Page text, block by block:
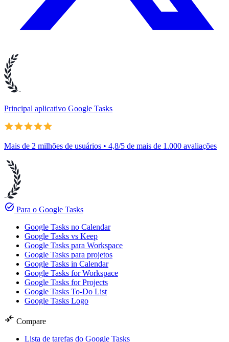
Principal aplicativo Google Tasks
Mais de 2 milhões de usuários • 4,8/5 de mais de 1.000 avaliações
task_alt Para o Google Tasks
Google Tasks no Calendar
Google Tasks vs Keep
Google Tasks para Workspace
Google Tasks para projetos
Google Tasks in Calendar
Google Tasks for Workspace
Google Tasks for Projects
Google Tasks To-Do List
Google Tasks Logo
compare_arrows Compare
Lista de tarefas do Google Tasks